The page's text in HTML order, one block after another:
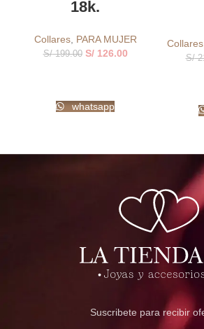
18k.
Collares, PARA MUJER​
S/199.00 S/126.00
whatsapp
Collares
S/
Suscribete para recibir